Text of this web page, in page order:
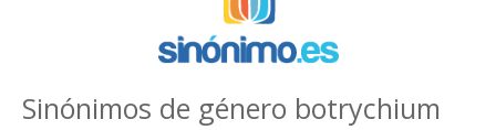
Sinónimos de género botrychium